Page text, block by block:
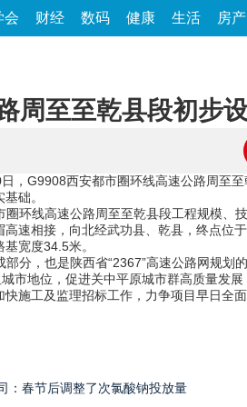
会 财经 数码 健康 生活 房产
周至至乾县段初步
G9908西安都市圈环线高速公路周至
础。
环线高速公路周至至乾县段工程规模、
速相接，向北经武功县、乾县，终点位
宽度34.5米。
分，也是陕西省“2367”高速公路网规划
市地位，促进关中平原城市群高质量发
施工及监理招标工作，力争项目早日全面
：春节后调整了次氯酸钠投放量